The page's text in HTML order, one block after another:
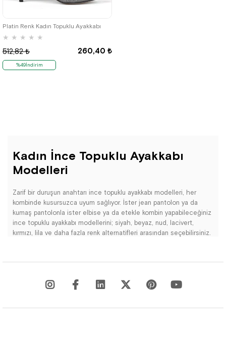
Platin Renk Kadın Topuklu Ayakkabı
★ ★ ★ ★ ★
260,40 ₺
512,82 ₺
%49İndirim
Kadın İnce Topuklu Ayakkabı
Modelleri
Zarif bir duruşun anahtarı ince topuklu ayakkabı modelleri, her
kombinde kusursuzca uyum sağlıyor. İster jean pantolon ya da
kumaş pantolonla ister elbise ya da etekle kombin yapabileceğiniz
ince topuklu ayakkabı modellerini; siyah, beyaz, nud, lacivert,
kırmızı, lila ve daha fazla renk alternatifleri arasından seçebilirsiniz.
topuklu ayakkabı modellerini etek ceket ya da pantolon ceketle
bilekten bantlı ya da bilekten bağlamalı modelleri elbise ve